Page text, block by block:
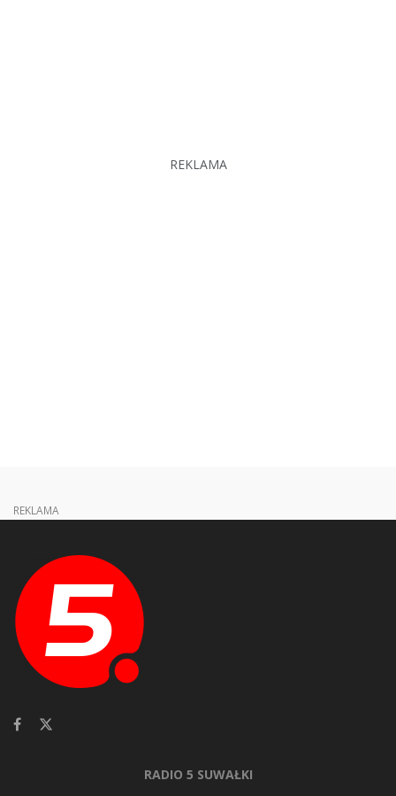
REKLAMA
REKLAMA
RADIO 5 SUWAŁKI